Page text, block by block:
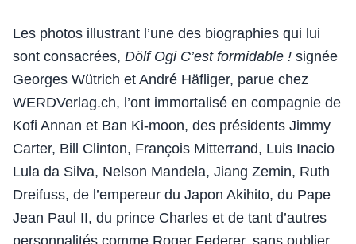
Les photos illustrant l’une des biographies qui lui
sont consacrées, Dölf Ogi C’est formidable ! signée
Georges Wütrich et André Häfliger, parue chez
WERDVerlag.ch, l’ont immortalisé en compagnie de
Kofi Annan et Ban Ki-moon, des présidents Jimmy
Carter, Bill Clinton, François Mitterrand, Luis Inacio
Lula da Silva, Nelson Mandela, Jiang Zemin, Ruth
Dreifuss, de l’empereur du Japon Akihito, du Pape
Jean Paul II, du prince Charles et de tant d’autres
personnalités comme Roger Federer, sans oublier